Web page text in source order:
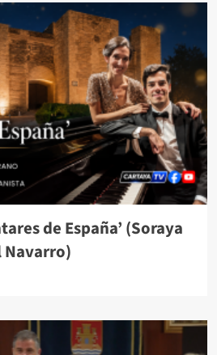
de España’ (Soraya
Navarro)